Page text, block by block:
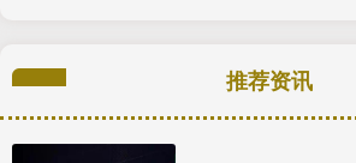
推荐资讯